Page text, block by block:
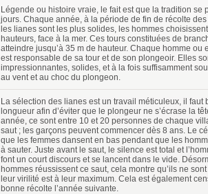
Légende ou histoire vraie, le fait est que la tradition se
jours. Chaque année, à la période de fin de récolte
les lianes sont les plus solides, les hommes
hauteurs, face à la mer. Ces tours constituées de
atteindre jusqu’à 35 m de hauteur. Chaque homme ou
est responsable de sa tour et de son plongeoir. Elles
impressionnantes, solides, et à la fois suffisamment
au vent et au choc du plongeon.
La sélection des lianes est un travail méticuleux, il faut
longueur afin d’éviter que le plongeur ne s’écrase la
année, ce sont entre 10 et 20 personnes de chaque
saut ; les garçons peuvent commencer dès 8 ans. Le
que les femmes dansent en bas pendant que les
à sauter. Juste avant le saut, le silence est total et
font un court discours et se lancent dans le vide.
hommes réussissent ce saut, cela montre qu’ils ne
leur virilité est à leur maximum. Cela est également
bonne récolte l’année suivante.